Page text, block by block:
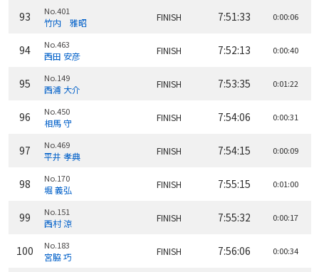
93 No.401
竹内 雅昭 FINISH 7:51:33 0:00:06
94 No.463
西田 安彦 FINISH 7:52:13 0:00:40
95 No.149
西浦 大介 FINISH 7:53:35 0:01:22
96 No.450
相馬 守 FINISH 7:54:06 0:00:31
97 No.469
平井 孝典 FINISH 7:54:15 0:00:09
98 No.170
堀 義弘 FINISH 7:55:15 0:01:00
99 No.151
西村 涼 FINISH 7:55:32 0:00:17
100 No.183
宮脇 巧 FINISH 7:56:06 0:00:34